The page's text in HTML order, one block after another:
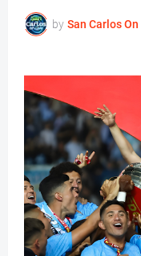
by San Carlos